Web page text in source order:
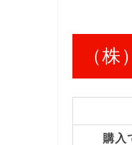
（
購入